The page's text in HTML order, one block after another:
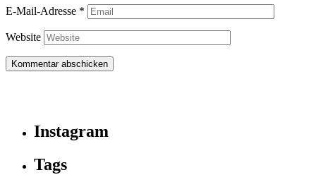
E-Mail-Adresse *
Website
Instagram
Tags